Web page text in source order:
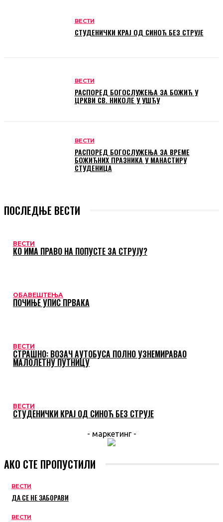
ВЕСТИ
СТУДЕНИЧКИ КРАЈ ОД СИНОЋ БЕЗ СТРУЈЕ
ВЕСТИ
РАСПОРЕД БОГОСЛУЖЕЊА ЗА БОЖИЋ У
ЦРКВИ СВ. НИКОЛЕ У УШЋУ
ВЕСТИ
РАСПОРЕД БОГОСЛУЖЕЊА ЗА ВРЕМЕ
БОЖИЋНИХ ПРАЗНИКА У МАНАСТИРУ
СТУДЕНИЦА
ПОСЛЕДЊЕ ВЕСТИ
ВЕСТИ
КО ИМА ПРАВО НА ПОПУСТЕ ЗА СТРУЈУ?
ОБАВЕШТЕЊА
ПОЧИЊЕ УПИС ПРВАКА
ВЕСТИ
СТРАШНО: ВОЗАЧ АУТОБУСА ПОЛНО УЗНЕМИРАВАО
МАЛОЛЕТНУ ПУТНИЦУ
ВЕСТИ
СТУДЕНИЧКИ КРАЈ ОД СИНОЋ БЕЗ СТРУЈЕ
- маркетинг -
АКО СТЕ ПРОПУСТИЛИ
ВЕСТИ
ДА СЕ НЕ ЗАБОРАВИ
ВЕСТИ